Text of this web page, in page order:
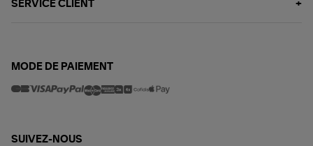
SERVICE CLIENT
MODE DE PAIEMENT
SUIVEZ-NOUS